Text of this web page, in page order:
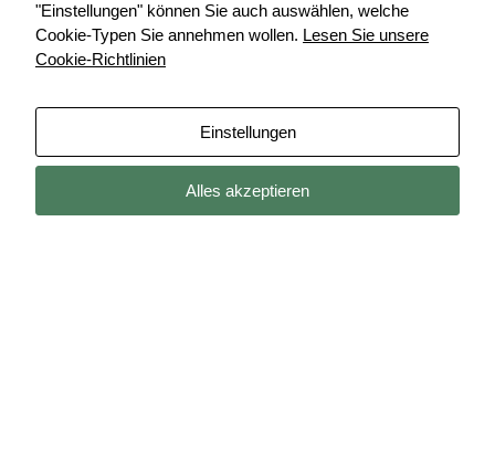
Such Dir einen erfahrenen Yogalehrer, der Dich bei der
Chakren-Meditation anleitet oder finde eine angeleitete
Chakra befindet. Später kannst Du die Chakren-Meditation
selbst durchführen und Dich sogar selbst heilen.
"Einstellungen" können Sie auch auswählen, welche
Cookie-Typen Sie annehmen wollen. Lesen Sie unsere
Cookie-Richtlinien
Einstellungen
Alles akzeptieren